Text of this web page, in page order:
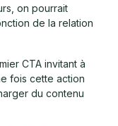
on pourrait
de la relation
CTA invitant à
fois cette action
du contenu